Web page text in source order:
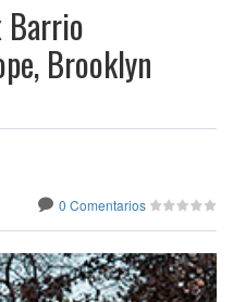
Barrio
Brooklyn
0 Comentarios